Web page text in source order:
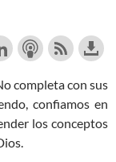
completa con sus
confiamos en
los conceptos